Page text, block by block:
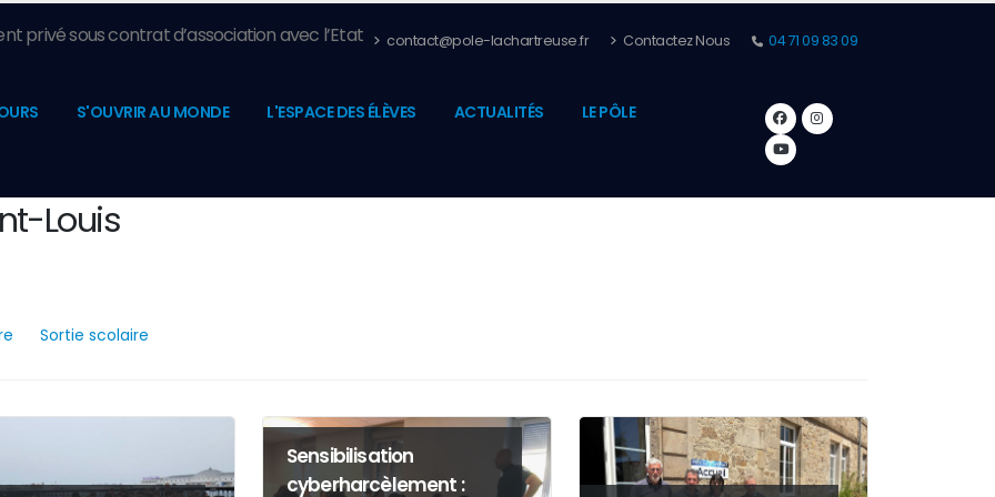
privé sous contrat d’association avec l’Etat contact@pole-lachartreuse.fr Contactez Nous 04 71 09 83 09
S'OUVRIR AU MONDE L'ESPACE DES ÉLÈVES ACTUALITÉS LE PÔLE
Louis
Sortie scolaire
Sensibilisation
cyberharcèlement :